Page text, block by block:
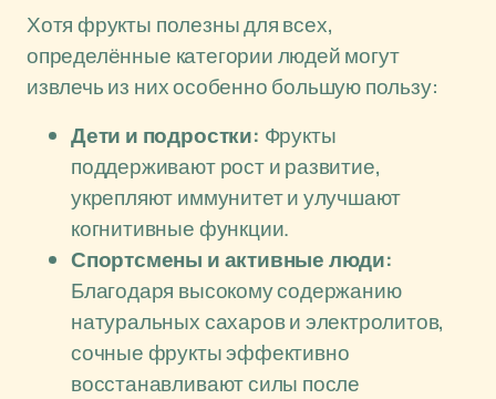
Хотя фрукты полезны для всех,
определённые категории людей могут
извлечь из них особенно большую пользу:
Дети и подростки: Фрукты
поддерживают рост и развитие,
укрепляют иммунитет и улучшают
когнитивные функции.
Спортсмены и активные люди:
Благодаря высокому содержанию
натуральных сахаров и электролитов,
сочные фрукты эффективно
восстанавливают силы после